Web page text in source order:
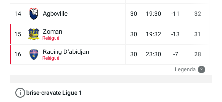
14 Agboville 30 19:30 -11 32
15 Zoman
Relégué
30 19:32 -13 31
16 Racing D'abidjan
Relégué
30 23:30 -7 28
Legenda ?
brise-cravate Ligue 1